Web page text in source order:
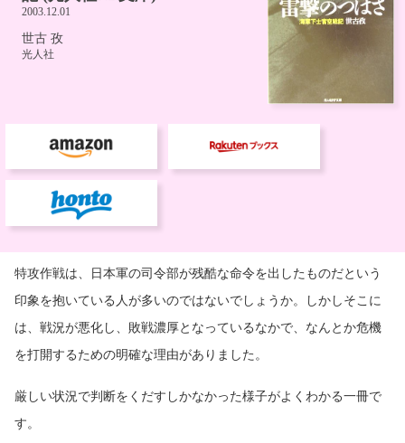
特攻作戦は、日本軍の司令部が残酷な命令を出したものだという
印象を抱いている人が多いのではないでしょうか。しかしそこに
は、戦況が悪化し、敗戦濃厚となっているなかで、なんとか危機
を打開するための明確な理由がありました。
厳しい状況で判断をくだすしかなかった様子がよくわかる一冊で
す。